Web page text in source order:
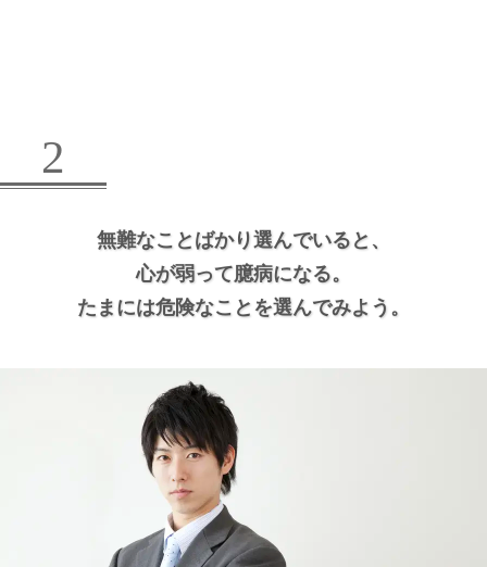
2
無難なことばかり選んでいると、
心が弱って臆病になる。
たまには危険なことを選んでみよう。